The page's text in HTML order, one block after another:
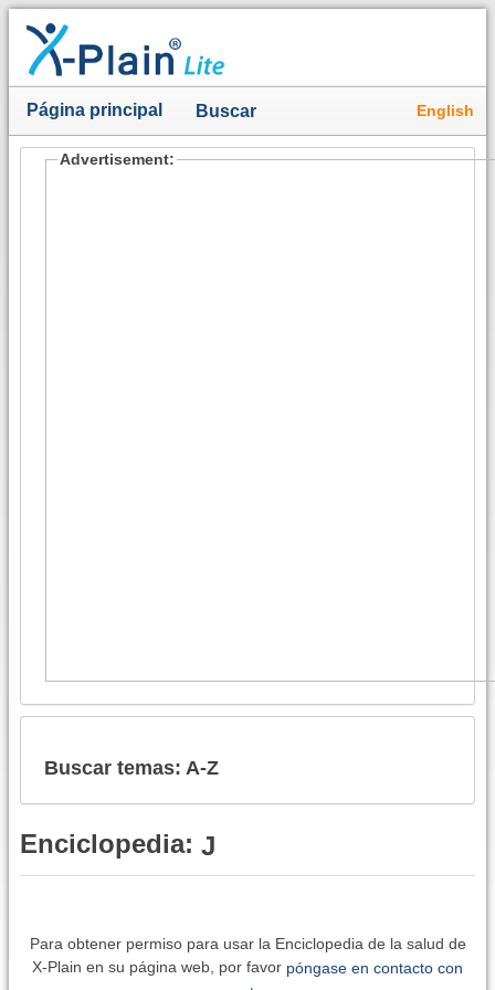
Página principal Buscar English
Advertisement:
Buscar temas: A-Z
Enciclopedia: J
Para obtener permiso para usar la Enciclopedia de la salud de
X-Plain en su página web, por favor póngase en contacto con